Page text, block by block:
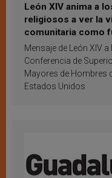
León XIV anima a
religiosos a ver la
comunitaria como
inspiración y
Mensaje de León XIV a
Conferencia de
Mayores de Hombres
Estados Unidos